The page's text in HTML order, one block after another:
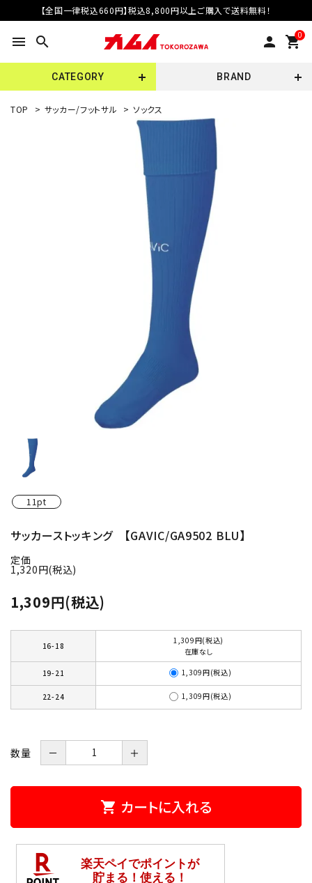
【全国一律税込660円】税込8,800円以上ご購入で送料無料！
menu search person 0
shopping_cart
CATEGORY BRAND
TOP > サッカー/フットサル > ソックス
11pt
サッカーストッキング 【GAVIC/GA9502 BLU】
定価
1,320円(税込)
1,309円(税込)
16-18
1,309円(税込)
在庫なし
19-21 1,309円(税込)
22-24 1,309円(税込)
数量 － ＋
shopping_cart カートに入れる